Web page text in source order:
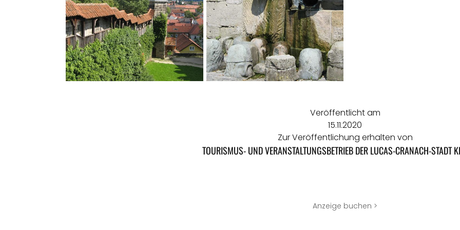
Veröffentlicht am
15.11.2020
Zur Veröffentlichung erhalten von
TOURISMUS- UND VERANSTALTUNGSBETRIEB DER LUCAS-CRANACH-STADT
Anzeige buchen >